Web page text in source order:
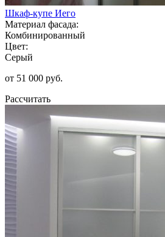
Шкаф-купе Иего
Материал фасада:
Комбинированный
Цвет:
Серый
от 51 000 руб.
Рассчитать